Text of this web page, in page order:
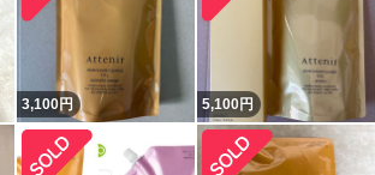
3,100円 5,100円